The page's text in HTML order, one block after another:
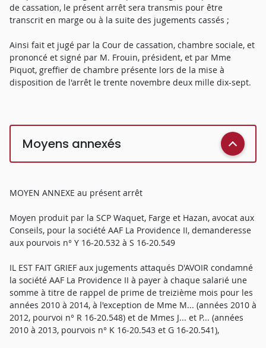
de cassation, le présent arrêt sera transmis pour être
transcrit en marge ou à la suite des jugements cassés ;
Ainsi fait et jugé par la Cour de cassation, chambre sociale, et
prononcé et signé par M. Frouin, président, et par Mme
Piquot, greffier de chambre présente lors de la mise à
disposition de l'arrêt le trente novembre deux mille dix-sept.
Moyens annexés
MOYEN ANNEXE au présent arrêt
Moyen produit par la SCP Waquet, Farge et Hazan, avocat aux
Conseils, pour la société AAF La Providence II, demanderesse
aux pourvois n° Y 16-20.532 à S 16-20.549
IL EST FAIT GRIEF aux jugements attaqués D'AVOIR condamné
la société AAF La Providence II à payer à chaque salarié une
somme à titre de rappel de prime de treizième mois pour les
années 2010 à 2014, à l'exception de Mme M... (années 2010 à
2012, pourvoi n° R 16-20.548) et de Mmes J... et P... (années
2010 à 2013, pourvois n° K 16-20.543 et G 16-20.541),